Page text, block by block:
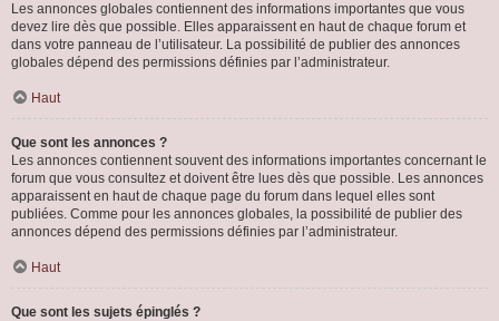
Les annonces globales contiennent des informations importantes que vous
devez lire dès que possible. Elles apparaissent en haut de chaque forum et
dans votre panneau de l’utilisateur. La possibilité de publier des annonces
globales dépend des permissions définies par l’administrateur.
Haut
Que sont les annonces ?
Les annonces contiennent souvent des informations importantes concernant le
forum que vous consultez et doivent être lues dès que possible. Les annonces
apparaissent en haut de chaque page du forum dans lequel elles sont
publiées. Comme pour les annonces globales, la possibilité de publier des
annonces dépend des permissions définies par l’administrateur.
Haut
Que sont les sujets épinglés ?